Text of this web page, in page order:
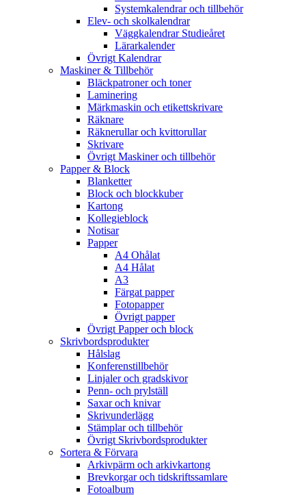
Systemkalendrar och tillbehör
Elev- och skolkalendrar
Väggkalendrar Studieåret
Lärarkalender
Övrigt Kalendrar
Maskiner & Tillbehör
Bläckpatroner och toner
Laminering
Märkmaskin och etikettskrivare
Räknare
Räknerullar och kvittorullar
Skrivare
Övrigt Maskiner och tillbehör
Papper & Block
Blanketter
Block och blockkuber
Kartong
Kollegieblock
Notisar
Papper
A4 Ohålat
A4 Hålat
A3
Färgat papper
Fotopapper
Övrigt papper
Övrigt Papper och block
Skrivbordsprodukter
Hålslag
Konferenstillbehör
Linjaler och gradskivor
Penn- och prylställ
Saxar och knivar
Skrivunderlägg
Stämplar och tillbehör
Övrigt Skrivbordsprodukter
Sortera & Förvara
Arkivpärm och arkivkartong
Brevkorgar och tidskriftssamlare
Fotoalbum